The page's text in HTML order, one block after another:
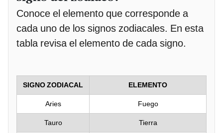
Conoce el elemento que corresponde a
cada uno de los signos zodiacales. En esta
tabla revisa el elemento de cada signo.
SIGNO ZODIACAL ELEMENTO
Aries Fuego
Tauro Tierra